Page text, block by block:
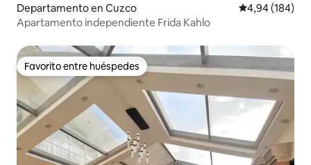
Departamento en Cuzco Calificación
4,94 (184)
Apartamento independiente Frida Kahlo
Favorito entre huéspedes
Favorito entre huéspedes